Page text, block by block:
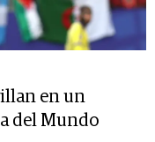
en un
del Mundo